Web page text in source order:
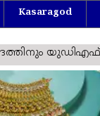
Kasaragod